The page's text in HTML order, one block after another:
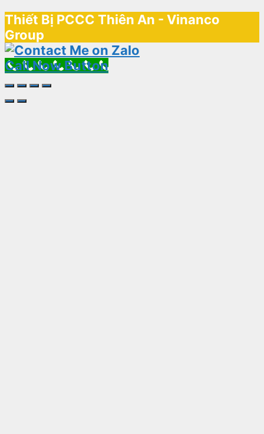
Thiết Bị PCCC Thiên An - Vinanco
Group
Call Now Button